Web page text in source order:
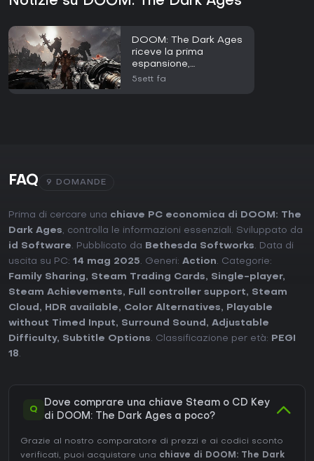
DOOM: The Dark Ages
riceve la prima
espansione,
Revelations, il 7 luglio
5sett fa
FAQ 9 DOMANDE
Prima di cercare una chiave PC economica di DOOM: The
Dark Ages, controlla le informazioni essenziali. Sviluppato da
id Software. Pubblicato da Bethesda Softworks. Data di
uscita su PC: 14 mag 2025. Generi: Action. Categorie:
Family Sharing, Steam Trading Cards, Single-player,
Steam Achievements, Full controller support, Steam
Cloud , HDR available, Color Alternatives,
Playable
without Timed Input, Surround Sound , Adjustable
Difficulty, Subtitle Options. Classificazione per età:
PEGI
18.
Q
Dove comprare una chiave Steam o CD Key
di DOOM: The Dark Ages a poco?
Grazie al nostro comparatore di prezzi e ai codici sconto
verificati, puoi acquistare una chiave di DOOM: The Dark